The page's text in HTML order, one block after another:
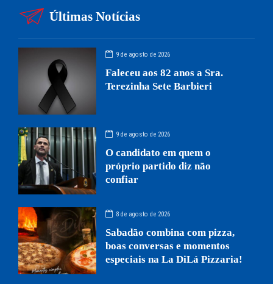
Últimas Notícias
9 de agosto de 2026
Faleceu aos 82 anos a Sra.
Terezinha Sete Barbieri
9 de agosto de 2026
O candidato em quem o
próprio partido diz não
confiar
8 de agosto de 2026
Sabadão combina com pizza,
boas conversas e momentos
especiais na La DiLá Pizzaria!